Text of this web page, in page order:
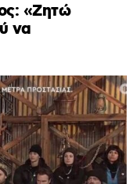
«Ζητώ
να